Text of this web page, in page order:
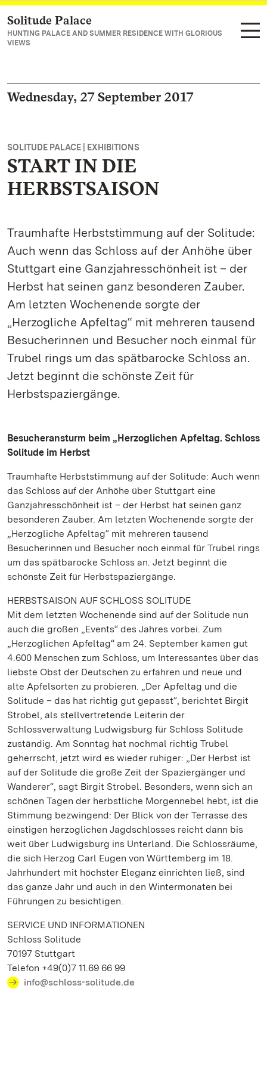
Navigate to main page
Solitude Palace
HUNTING PALACE AND SUMMER RESIDENCE WITH GLORIOUS
VIEWS
Wednesday, 27 September 2017
SOLITUDE PALACE | EXHIBITIONS
START IN DIE
HERBSTSAISON
Traumhafte Herbststimmung auf der Solitude:
Auch wenn das Schloss auf der Anhöhe über
Stuttgart eine Ganzjahresschönheit ist – der
Herbst hat seinen ganz besonderen Zauber.
Am letzten Wochenende sorgte der
„Herzogliche Apfeltag“ mit mehreren tausend
Besucherinnen und Besucher noch einmal für
Trubel rings um das spätbarocke Schloss an.
Jetzt beginnt die schönste Zeit für
Herbstspaziergänge.
Besucheransturm beim „Herzoglichen Apfeltag. Schloss
Solitude im Herbst
Traumhafte Herbststimmung auf der Solitude: Auch wenn
das Schloss auf der Anhöhe über Stuttgart eine
Ganzjahresschönheit ist – der Herbst hat seinen ganz
besonderen Zauber. Am letzten Wochenende sorgte der
„Herzogliche Apfeltag“ mit mehreren tausend
Besucherinnen und Besucher noch einmal für Trubel rings
um das spätbarocke Schloss an. Jetzt beginnt die
schönste Zeit für Herbstspaziergänge.
HERBSTSAISON AUF SCHLOSS SOLITUDE
Mit dem letzten Wochenende sind auf der Solitude nun
auch die großen „Events“ des Jahres vorbei. Zum
„Herzoglichen Apfeltag“ am 24. September kamen gut
4.600 Menschen zum Schloss, um Interessantes über das
liebste Obst der Deutschen zu erfahren und neue und
alte Apfelsorten zu probieren. „Der Apfeltag und die
Solitude – das hat richtig gut gepasst“, berichtet Birgit
Strobel, als stellvertretende Leiterin der
Schlossverwaltung Ludwigsburg für Schloss Solitude
zuständig. Am Sonntag hat nochmal richtig Trubel
geherrscht, jetzt wird es wieder ruhiger: „Der Herbst ist
auf der Solitude die große Zeit der Spaziergänger und
Wanderer“, sagt Birgit Strobel. Besonders, wenn sich an
schönen Tagen der herbstliche Morgennebel hebt, ist die
Stimmung bezwingend: Der Blick von der Terrasse des
einstigen herzoglichen Jagdschlosses reicht dann bis
weit über Ludwigsburg ins Unterland. Die Schlossräume,
die sich Herzog Carl Eugen von Württemberg im 18.
Jahrhundert mit höchster Eleganz einrichten ließ, sind
das ganze Jahr und auch in den Wintermonaten bei
Führungen zu besichtigen.
SERVICE UND INFORMATIONEN
Schloss Solitude
70197 Stuttgart
Telefon +49(0)7 11.69 66 99
info@schloss-solitude.de